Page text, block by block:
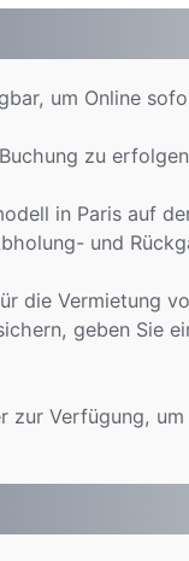
um Online
zu
in Paris auf
und
die Vermietung
geben Sie
Verfügung,